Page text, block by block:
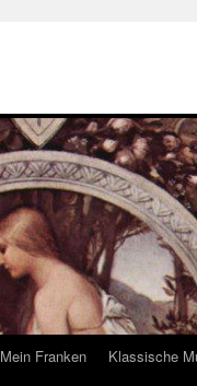
Mein Franken Klassische